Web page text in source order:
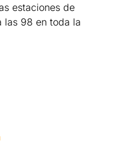
estaciones de
las 98 en toda la